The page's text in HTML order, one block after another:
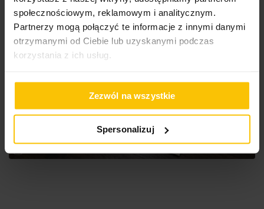
społecznościowym, reklamowym i analitycznym.
Partnerzy mogą połączyć te informacje z innymi danymi
otrzymanymi od Ciebie lub uzyskanymi podczas
korzystania z ich usług.
Zezwól na wszystkie
Spersonalizuj